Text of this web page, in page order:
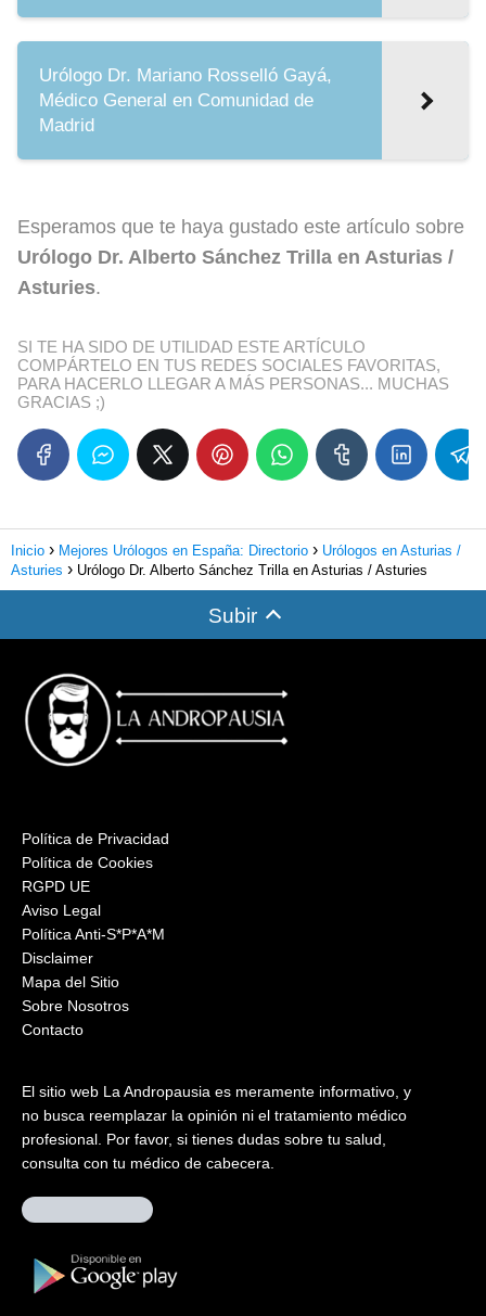
Urólogo Dr. Mariano Rosselló Gayá,
Médico General en Comunidad de
Madrid
Esperamos que te haya gustado este artículo sobre
Urólogo Dr. Alberto Sánchez Trilla en Asturias /
Asturies.
SI TE HA SIDO DE UTILIDAD ESTE ARTÍCULO
COMPÁRTELO EN TUS REDES SOCIALES FAVORITAS,
PARA HACERLO LLEGAR A MÁS PERSONAS... MUCHAS
GRACIAS ;)
Inicio Mejores Urólogos en España: Directorio
Urólogos en Asturias /
Asturies
Urólogo Dr. Alberto Sánchez Trilla en Asturias / Asturies
Subir
Política de Privacidad
Política de Cookies
RGPD UE
Aviso Legal
Política Anti-S*P*A*M
Disclaimer
Mapa del Sitio
Sobre Nosotros
Contacto
El sitio web La Andropausia es meramente informativo, y
no busca reemplazar la opinión ni el tratamiento médico
profesional. Por favor, si tienes dudas sobre tu salud,
consulta con tu médico de cabecera.